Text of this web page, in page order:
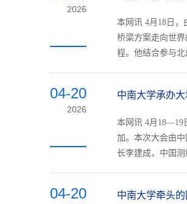
2026
本网讯 4月18日，
桥梁方案走向世
程。他结合参与
04-20
2026
中南大学承办
本网讯 4月18—19
加。本次大会由
长李建成，中国
04-20 中南大学牵头